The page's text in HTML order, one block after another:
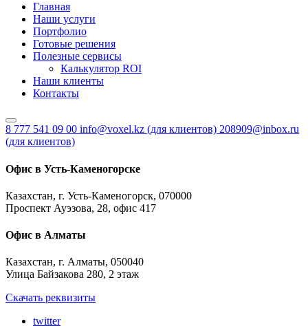
Главная
Наши услуги
Портфолио
Готовые решения
Полезные сервисы
Калькулятор ROI
Наши клиенты
Контакты
8 777 541 09 00 info@voxel.kz (для клиентов) 208909@inbox.ru
(для клиентов)
Офис в Усть-Каменогорске
Казахстан, г. Усть-Каменогорск, 070000
Проспект Ауэзова, 28, офис 417
Офис в Алматы
Казахстан, г. Алматы, 050040
Улица Байзакова 280, 2 этаж
Скачать реквизиты
twitter